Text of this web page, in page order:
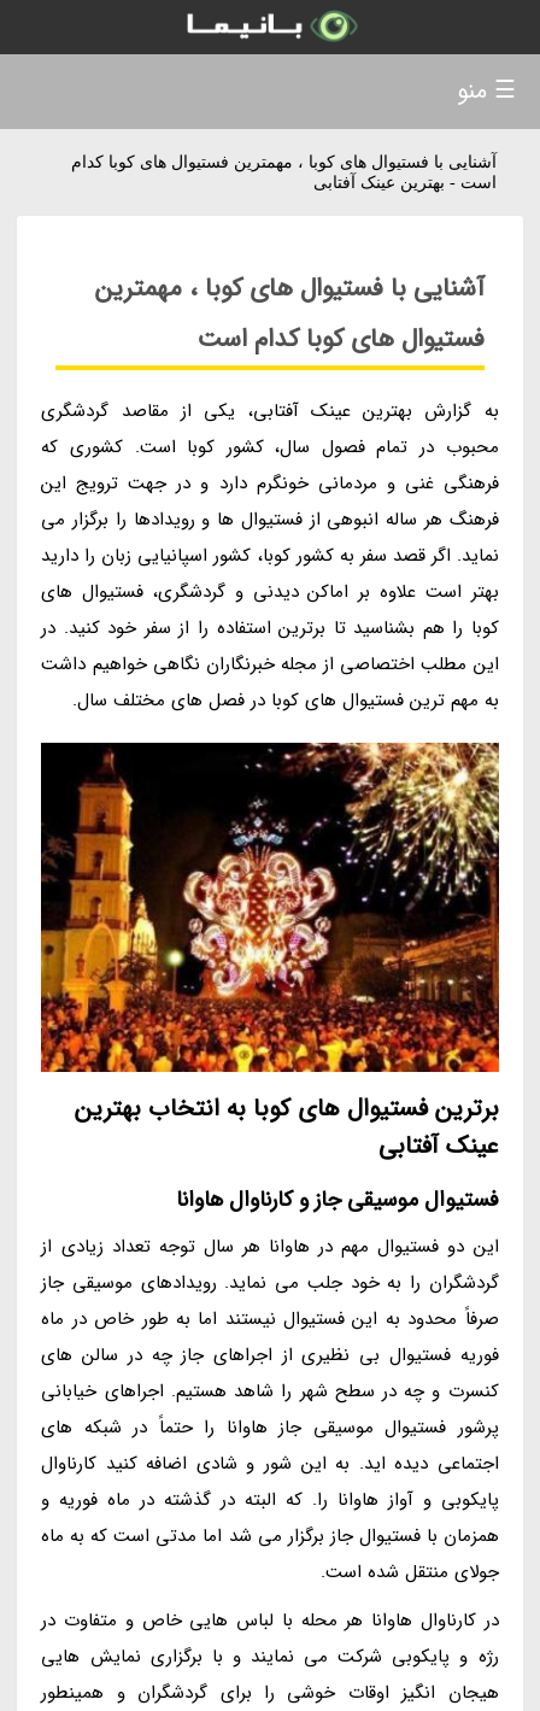
آشنایی با فستیوال های کوبا ، مهمترین فستیوال های کوبا کدام
است - بهترین عینک آفتابی
آشنایی با فستیوال های کوبا ، مهمترین
فستیوال های کوبا کدام است
به گزارش بهترین عینک آفتابی، یکی از مقاصد گردشگری
محبوب در تمام فصول سال، کشور کوبا است. کشوری که
فرهنگی غنی و مردمانی خونگرم دارد و در جهت ترویج این
فرهنگ هر ساله انبوهی از فستیوال ها و رویدادها را برگزار می
نماید. اگر قصد سفر به کشور کوبا، کشور اسپانیایی زبان را دارید
بهتر است علاوه بر اماکن دیدنی و گردشگری، فستیوال های
کوبا را هم بشناسید تا برترین استفاده را از سفر خود کنید. در
این مطلب اختصاصی از مجله خبرنگاران نگاهی خواهیم داشت
به مهم ترین فستیوال های کوبا در فصل های مختلف سال.
برترین فستیوال های کوبا به انتخاب بهترین
عینک آفتابی
فستیوال موسیقی جاز و کارناوال هاوانا
این دو فستیوال مهم در هاوانا هر سال توجه تعداد زیادی از
گردشگران را به خود جلب می نماید. رویدادهای موسیقی جاز
صرفاً محدود به این فستیوال نیستند اما به طور خاص در ماه
فوریه فستیوال بی نظیری از اجراهای جاز چه در سالن های
کنسرت و چه در سطح شهر را شاهد هستیم. اجراهای خیابانی
پرشور فستیوال موسیقی جاز هاوانا را حتماً در شبکه های
اجتماعی دیده اید. به این شور و شادی اضافه کنید کارناوال
پایکوبی و آواز هاوانا را. که البته در گذشته در ماه فوریه و
همزمان با فستیوال جاز برگزار می شد اما مدتی است که به ماه
جولای منتقل شده است.
در کارناوال هاوانا هر محله با لباس هایی خاص و متفاوت در
رژه و پایکوبی شرکت می نمایند و با برگزاری نمایش هایی
هیجان انگیز اوقات خوشی را برای گردشگران و همینطور
☰ منو